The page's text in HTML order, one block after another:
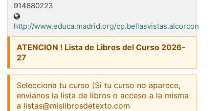
914880223
http://www.educa.madrid.org/cp.bellasvistas.alcorcon
ATENCION ! Lista de Libros del Curso 2026-
27
Selecciona tu curso (Si tu curso no aparece,
envianos la lista de libros o acceso a la misma
a listas@mislibrosdetexto.com